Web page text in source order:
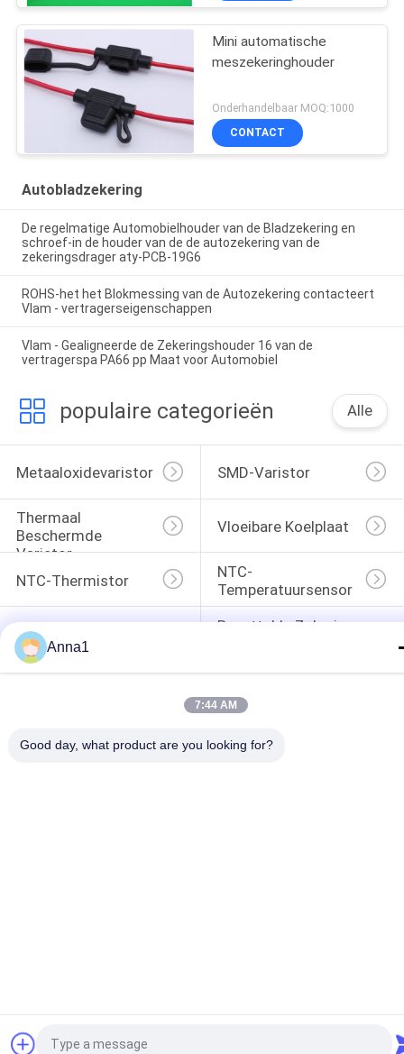
Mini automatische
meszekeringhouder
Onderhandelbaar MOQ:1000
CONTACT
Autobladzekering
De regelmatige Automobielhouder van de Bladzekering en
schroef-in de houder van de de autozekering van de
zekeringsdrager aty-PCB-19G6
ROHS-het het Blokmessing van de Autozekering contacteert
Vlam - vertragerseigenschappen
Vlam - Gealigneerde de Zekeringshouder 16 van de
vertragerspa PA66 pp Maat voor Automobiel
populaire categorieën Alle
Metaaloxidevaristor SMD-Varistor
Thermaal
Beschermde
Varistor
Vloeibare Koelplaat
NTC-Thermistor
NTC-
Temperatuursensor
PTC Thermistor
Resettable Zekering
Vraag een offerte aan
Anna1
7:44 AM
Good day, what product are you looking for?